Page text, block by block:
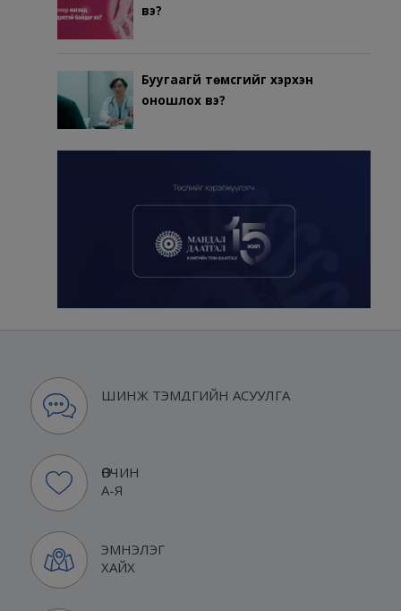
вэ?
Буугаагүй төмсгийг хэрхэн
оношлох вэ?
ШИНЖ ТЭМДГИЙН АСУУЛГА
ӨВЧИН
А-Я
ЭМНЭЛЭГ
ХАЙХ